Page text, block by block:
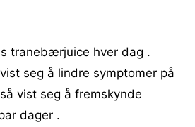
tranebærjuice hver dag .
seg å lindre symptomer på
vist seg å fremskynde
dager .